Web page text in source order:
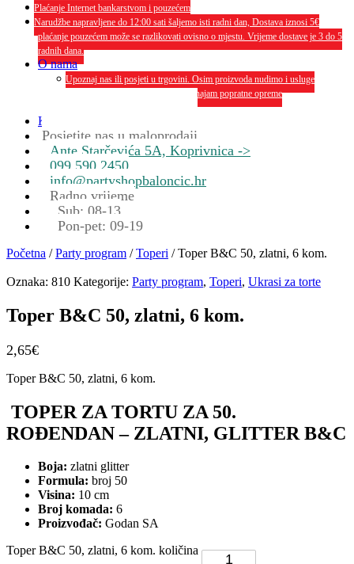
Plaćanje Internet bankarstvom i pouzećem
Narudžbe napravljene do 12:00 sati šaljemo isti radni dan, Dostava iznosi 5€
plaćanje pouzećem može se razlikovati ovisno o mjestu. Vrijeme dostave je 3 do 5
radnih dana.
O nama
Upoznaj nas ili posjeti u trgovini. Osim proizvoda nudimo i usluge
dekoriranja interijera i eksterija te najam popratne opreme
Kontakt
Posjetite nas u maloprodaji
Ante Starčevića 5A, Koprivnica ->
099 590 2450
info@partyshopbaloncic.hr
Radno vrijeme
Sub: 08-13
Pon-pet: 09-19
Početna /Party program /Toperi / Toper B&C 50, zlatni, 6 kom.
Oznaka: 810 Kategorije: Party program, Toperi, Ukrasi za torte
Toper B&C 50, zlatni, 6 kom.
2,65€
Toper B&C 50, zlatni, 6 kom.
TOPER ZA TORTU ZA 50.
ROĐENDAN – ZLATNI, GLITTER B&C
Boja: zlatni glitter
Formula: broj 50
Visina: 10 cm
Broj komada: 6
Proizvođač: Godan SA
Toper B&C 50, zlatni, 6 kom. količina